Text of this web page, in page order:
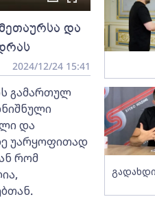
და
2024/12/24 15:41
გამართულ
და
უარყოფითად
რომ